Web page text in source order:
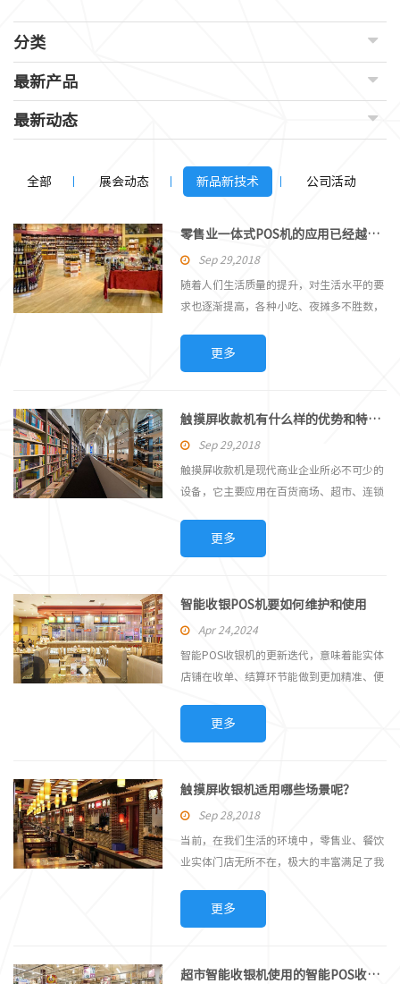
分类
最新产品
最新动态
全部 展会动态 新品新技术 公司活动
零售业一体式POS机的应用已经越来越广泛
Sep 29,2018
随着人们生活质量的提升，对生活水平的要
求也逐渐提高，各种小吃、夜摊多不胜数，
能从容应对呢？没有错，就是一体式POS机
的出现，真正成为了零售行业的好帮手。目
研发、生产，并出售给中间商客户，然后代
一体式POS机的出现满足了众多零售行业的
客户需求，解决了众多零售企业在收银管
理、下单、货品管理方面的诸多问题，并促
进其快速、良性的发展。 一体式POS机的
式POS机在零售行业的...
更多
触摸屏收款机有什么样的优势和特点呢？
Sep 29,2018
触摸屏收款机是现代商业企业所必不可少的
设备，它主要应用在百货商场、超市、连锁
站、食堂等行业。而触摸屏收款机结合相关
收银软件，采用一体式电脑，结合外部的客
收款机系统。那么触摸屏收款机有什么样的
术，能使员工的工作添加色彩，提高员工的
工作热情。同时也减少了员工的操作时间，
效率提升。 2、触摸屏收款机是硬件与软件
的极大集成，相比较与传统的POS收款机在
平。 3、一体式的触摸屏收款机在...
更多
智能收银POS机要如何维护和使用
Apr 24,2024
智能POS收银机的更新迭代，意味着能实体
店铺在收单、结算环节能做到更加精准、便
了用户进店的消费体验。艾码讯智能收银
POS机跳出了支付局限，除了现金支付，顾
卡支付。智能收银POS机移动便捷，提供多
确的维护和使用，对智能收银POS机的使用
寿命非常重要，那么具体要怎么做呢？ 清
洁智能收银POS机时，请不要使用潮湿的抹
布或化学制品擦拭智能收银POS机身。避免
光下...
更多
触摸屏收银机适用哪些场景呢？
Sep 28,2018
当前，在我们生活的环境中，零售业、餐饮
业实体门店无所不在，极大的丰富满足了我
费了。而这些零售、餐饮门店的存在，更离
不开收银管理、库存管理、会员管理等种种
摸屏收银机已成为商户经营中必不可少的设
更多
超市智能收银机使用的智能POS收银系统有什么优点？